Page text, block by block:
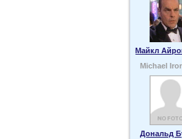
Майкл
Michael
Дональд